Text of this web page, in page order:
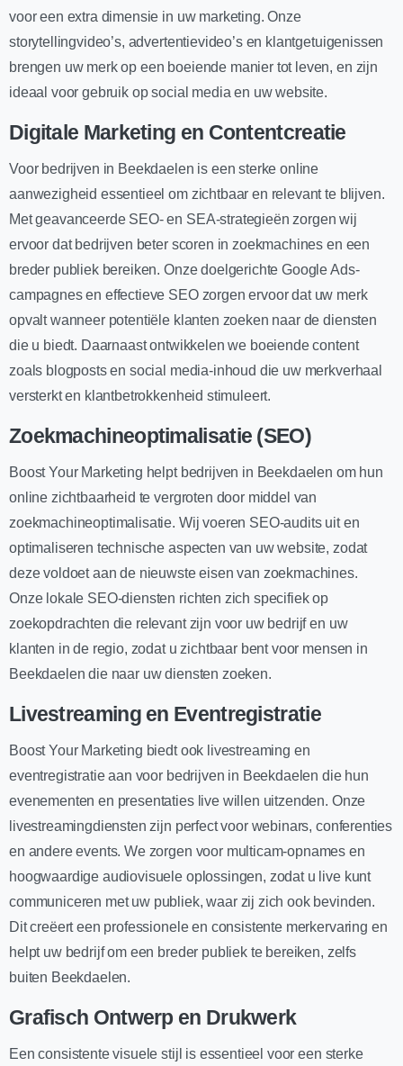
voor een extra dimensie in uw marketing. Onze
storytellingvideo’s, advertentievideo’s en klantgetuigenissen
brengen uw merk op een boeiende manier tot leven, en zijn
ideaal voor gebruik op social media en uw website.
Digitale Marketing en Contentcreatie
Voor bedrijven in Beekdaelen is een sterke online
aanwezigheid essentieel om zichtbaar en relevant te blijven.
Met geavanceerde SEO- en SEA-strategieën zorgen wij
ervoor dat bedrijven beter scoren in zoekmachines en een
breder publiek bereiken. Onze doelgerichte Google Ads-
campagnes en effectieve SEO zorgen ervoor dat uw merk
opvalt wanneer potentiële klanten zoeken naar de diensten
die u biedt. Daarnaast ontwikkelen we boeiende content
zoals blogposts en social media-inhoud die uw merkverhaal
versterkt en klantbetrokkenheid stimuleert.
Zoekmachineoptimalisatie (SEO)
Boost Your Marketing helpt bedrijven in Beekdaelen om hun
online zichtbaarheid te vergroten door middel van
zoekmachineoptimalisatie. Wij voeren SEO-audits uit en
optimaliseren technische aspecten van uw website, zodat
deze voldoet aan de nieuwste eisen van zoekmachines.
Onze lokale SEO-diensten richten zich specifiek op
zoekopdrachten die relevant zijn voor uw bedrijf en uw
klanten in de regio, zodat u zichtbaar bent voor mensen in
Beekdaelen die naar uw diensten zoeken.
Livestreaming en Eventregistratie
Boost Your Marketing biedt ook livestreaming en
eventregistratie aan voor bedrijven in Beekdaelen die hun
evenementen en presentaties live willen uitzenden. Onze
livestreamingdiensten zijn perfect voor webinars, conferenties
en andere events. We zorgen voor multicam-opnames en
hoogwaardige audiovisuele oplossingen, zodat u live kunt
communiceren met uw publiek, waar zij zich ook bevinden.
Dit creëert een professionele en consistente merkervaring en
helpt uw bedrijf om een breder publiek te bereiken, zelfs
buiten Beekdaelen.
Grafisch Ontwerp en Drukwerk
Een consistente visuele stijl is essentieel voor een sterke